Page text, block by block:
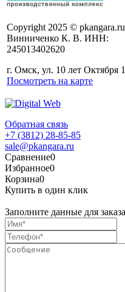
Copyright 2025 ©
Винниченко К. В. ИНН:
245013402620
г. Омск, ул. 10 лет Октября
Посмотреть на карте
Обратная связь
+7 (3812) 28-85-85
sale@pkangara.ru
Сравнение0
Избранное0
Корзина0
Купить в один клик
Заполните данные для заказа